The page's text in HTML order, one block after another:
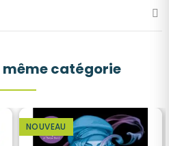
même catégorie
NOUVEAU